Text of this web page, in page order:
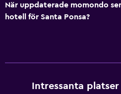
När uppdaterade momondo
hotell för Santa Ponsa?
Intressanta platser